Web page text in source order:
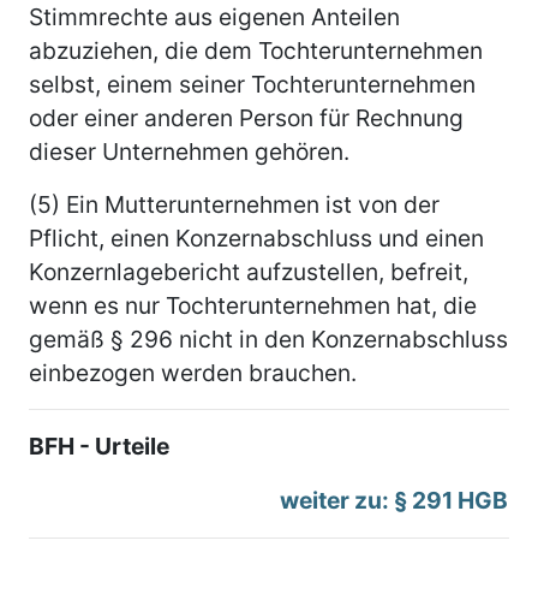
Stimmrechte aus eigenen Anteilen
abzuziehen, die dem Tochterunternehmen
selbst, einem seiner Tochterunternehmen
oder einer anderen Person für Rechnung
dieser Unternehmen gehören.
(5) Ein Mutterunternehmen ist von der
Pflicht, einen Konzernabschluss und einen
Konzernlagebericht aufzustellen, befreit,
wenn es nur Tochterunternehmen hat, die
gemäß § 296 nicht in den Konzernabschluss
einbezogen werden brauchen.
BFH - Urteile
weiter zu: § 291 HGB